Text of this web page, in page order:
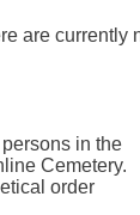
are currently
in the
Cemetery.
order